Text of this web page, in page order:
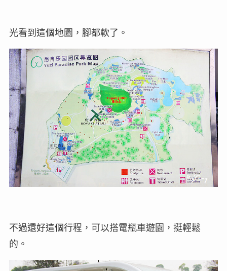
光看到這個地圖，腳都軟了。
不過還好這個行程，可以搭電瓶車遊園，挺輕鬆
的。